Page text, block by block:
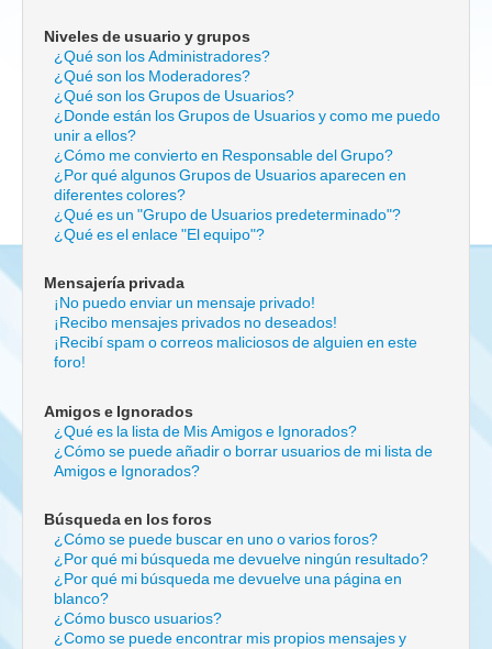
Niveles de usuario y grupos
¿Qué son los Administradores?
¿Qué son los Moderadores?
¿Qué son los Grupos de Usuarios?
¿Donde están los Grupos de Usuarios y como me puedo
unir a ellos?
¿Cómo me convierto en Responsable del Grupo?
¿Por qué algunos Grupos de Usuarios aparecen en
diferentes colores?
¿Qué es un "Grupo de Usuarios predeterminado"?
¿Qué es el enlace "El equipo"?
Mensajería privada
¡No puedo enviar un mensaje privado!
¡Recibo mensajes privados no deseados!
¡Recibí spam o correos maliciosos de alguien en este
foro!
Amigos e Ignorados
¿Qué es la lista de Mis Amigos e Ignorados?
¿Cómo se puede añadir o borrar usuarios de mi lista de
Amigos e Ignorados?
Búsqueda en los foros
¿Cómo se puede buscar en uno o varios foros?
¿Por qué mi búsqueda me devuelve ningún resultado?
¿Por qué mi búsqueda me devuelve una página en
blanco?
¿Cómo busco usuarios?
¿Como se puede encontrar mis propios mensajes y